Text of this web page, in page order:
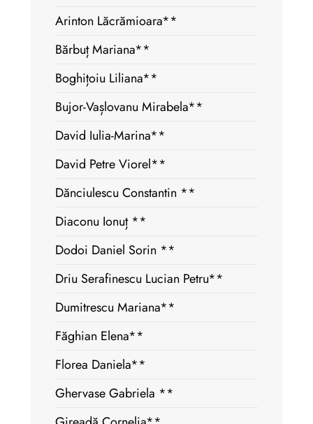
Arinton Lăcrămioara**
Bărbuț Mariana**
Boghițoiu Liliana**
Bujor-Vașlovanu Mirabela**
David Iulia-Marina**
David Petre Viorel**
Dănciulescu Constantin **
Diaconu Ionuț **
Dodoi Daniel Sorin **
Driu Serafinescu Lucian Petru**
Dumitrescu Mariana**
Făghian Elena**
Florea Daniela**
Ghervase Gabriela **